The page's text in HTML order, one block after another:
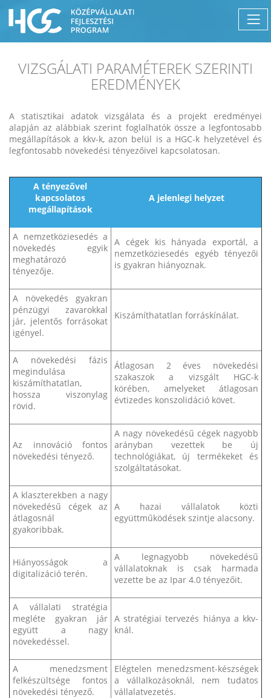
VIZSGÁLATI PARAMÉTEREK SZERINTI
EREDMÉNYEK
A statisztikai adatok vizsgálata és a projekt eredményei
alapján az alábbiak szerint foglalhatók össze a legfontosabb
megállapítások a kkv-k, azon belül is a HGC-k helyzetével és
legfontosabb növekedési tényezőivel kapcsolatosan.
A tényezővel
kapcsolatos
megállapítások
A jelenlegi helyzet
A nemzetköziesedés a
növekedés egyik
meghatározó
tényezője.
A cégek kis hányada exportál, a
nemzetköziesedés egyéb tényezői
is gyakran hiányoznak.
A növekedés gyakran
pénzügyi zavarokkal
jár, jelentős forrásokat
igényel.
Kiszámíthatatlan forráskínálat.
A növekedési fázis
megindulása
kiszámíthatatlan,
hossza viszonylag
rövid.
Átlagosan 2 éves növekedési
szakaszok a vizsgált HGC-k
körében, amelyeket átlagosan
évtizedes konszolidáció követ.
Az innováció fontos
növekedési tényező.
A nagy növekedésű cégek nagyobb
arányban vezettek be új
technológiákat, új termékeket és
szolgáltatásokat.
A klaszterekben a nagy
növekedésű cégek az
átlagosnál
gyakoribbak.
A hazai vállalatok közti
együttműködések szintje alacsony.
Hiányosságok a
digitalizáció terén.
A legnagyobb növekedésű
vállalatoknak is csak harmada
vezette be az Ipar 4.0 tényezőit.
A vállalati stratégia
megléte gyakran jár
együtt a nagy
növekedéssel.
A stratégiai tervezés hiánya a kkv-
knál.
A menedzsment
felkészültsége fontos
növekedési tényező.
Elégtelen menedzsment-készségek
a vállalkozásoknál, nem tudatos
vállalatvezetés.